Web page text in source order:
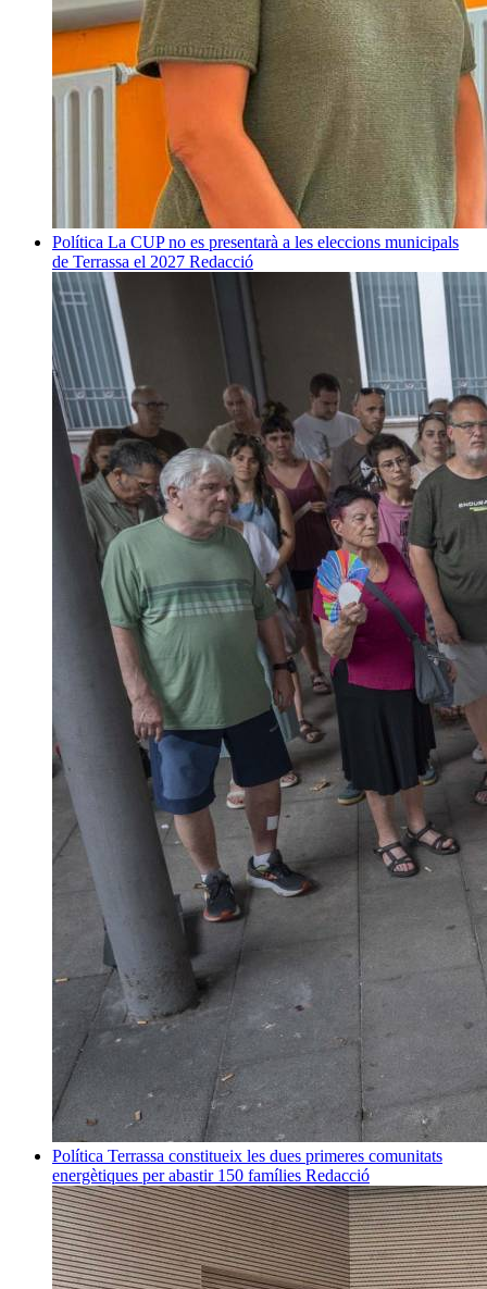
Política La CUP no es presentarà a les eleccions municipals
de Terrassa el 2027 Redacció
Política Terrassa constitueix les dues primeres comunitats
energètiques per abastir 150 famílies Redacció